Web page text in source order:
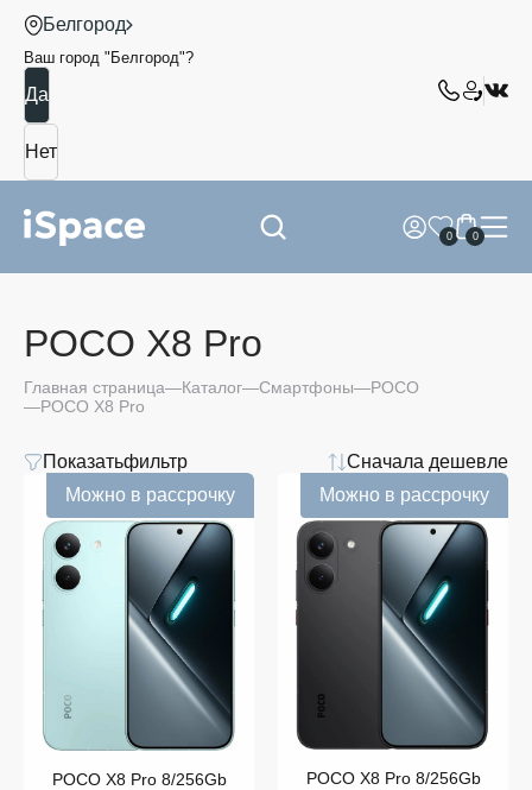
Белгород
Ваш город " Белгород"?
0 0
POCO X8 Pro
Главная страница Каталог Смартфоны
POCO
POCO X8 Pro
Показатьфильтр
Сначала дешевле
Цена
от
до
Цвет
512
GB
Можно в рассрочку
POCO X8 Pro 8/256Gb
Можно в рассрочку
POCO X8 Pro 8/256Gb